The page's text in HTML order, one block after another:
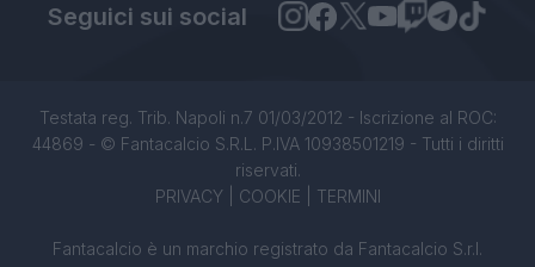
Seguici sui social
Testata reg. Trib. Napoli n.7 01/03/2012 - Iscrizione al ROC:
44869 - © Fantacalcio S.R.L. P.IVA 10938501219 - Tutti i diritti
riservati.
PRIVACY| COOKIE TERMINI
Fantacalcio è un marchio registrato da Fantacalcio S.r.l.